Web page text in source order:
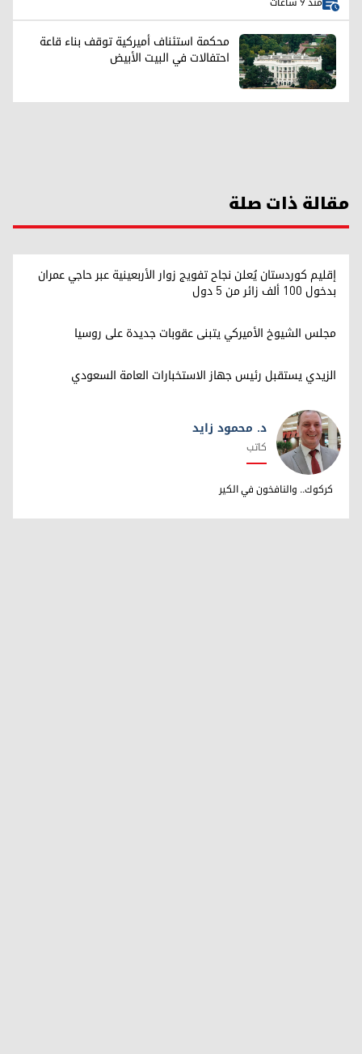
محكمة استئناف أميركية توقف بناء قاعة
احتفالات في البيت الأبيض
مقالة ذات صلة
إقليم كوردستان يُعلن نجاح تفويج زوار الأربعينية عبر حاجي عمران
بدخول 100 ألف زائر من 5 دول
مجلس الشيوخ الأميركي يتبنى عقوبات جديدة على روسيا
الزيدي يستقبل رئيس جهاز الاستخبارات العامة السعودي
د. محمود زايد
د. محمود زايد
كاتب
كركوك.. والنافخون في الكير